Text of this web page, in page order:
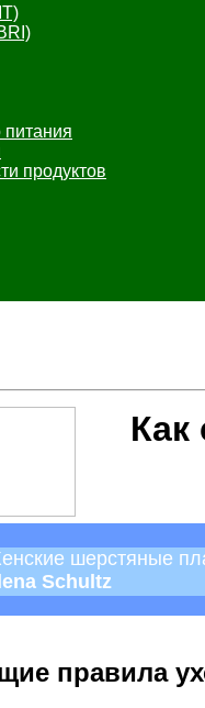
продуктов
Как
шерстяные
Schultz
правила